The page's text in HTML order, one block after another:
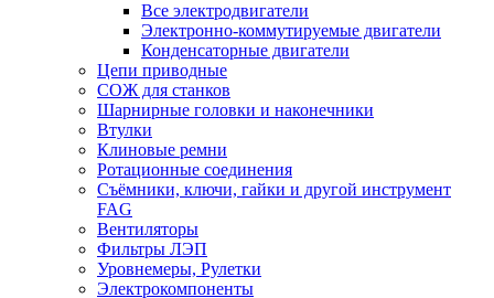
Все электродвигатели
Электронно-коммутируемые двигатели
Конденсаторные двигатели
Цепи приводные
СОЖ для станков
Шарнирные головки и наконечники
Втулки
Клиновые ремни
Ротационные соединения
Съёмники, ключи, гайки и другой инструмент
FAG
Вентиляторы
Фильтры ЛЭП
Уровнемеры, Рулетки
Электрокомпоненты